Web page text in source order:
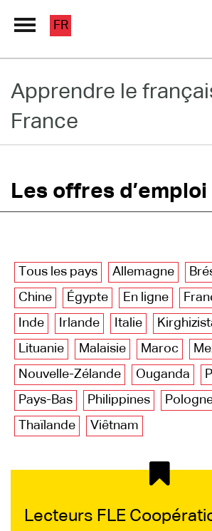
Grand Répertoire
Immersion France
Les pages PRO
FR
Apprendre le
France
Les offres d’emploi
Tous les pays Allemagne
Chine
Égypte En ligne
Inde
Irlande Italie
Lituanie
Malaisie Maroc
Nouvelle-Zélande
Ouganda
Pays-Bas
Philippines
Thaïlande
Viêtnam
Lecteurs FLE